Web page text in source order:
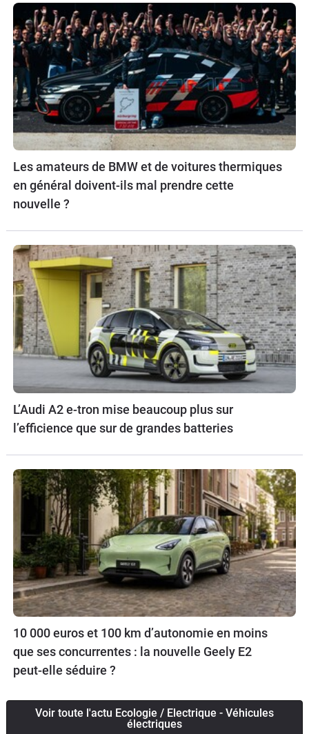
Les amateurs de BMW et de voitures thermiques
en général doivent-ils mal prendre cette
nouvelle ?
L’Audi A2 e-tron mise beaucoup plus sur
l’efficience que sur de grandes batteries
10 000 euros et 100 km d’autonomie en moins
que ses concurrentes : la nouvelle Geely E2
peut-elle séduire ?
Voir toute l'actu Ecologie / Electrique - Véhicules
électriques